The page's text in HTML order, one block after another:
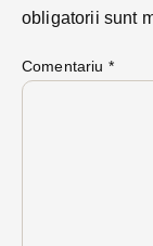
obligatorii sunt
Comentariu *